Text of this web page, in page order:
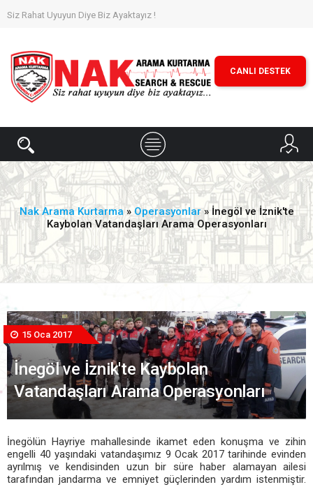
Siz Rahat Uyuyun Diye Biz Ayaktayız !
CANLI DESTEK
Nak Arama Kurtarma» Operasyonlar» İnegöl ve İznik'te
Kaybolan Vatandaşları Arama Operasyonları
15 Oca 2017
İnegöl ve İznik'te Kaybolan
Vatandaşları Arama Operasyonları
İnegölün Hayriye mahallesinde ikamet eden konuşma ve zihin
engelli 40 yaşındaki vatandaşımız 9 Ocak 2017 tarihinde evinden
ayrılmış ve kendisinden uzun bir süre haber alamayan ailesi
tarafından jandarma ve emniyet güçlerinden yardım istenmiştir.